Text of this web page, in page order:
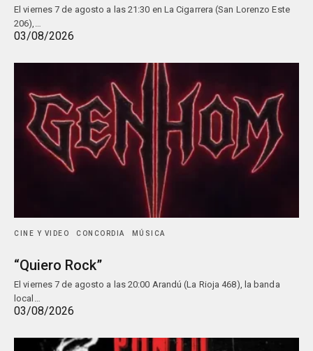
El viernes 7 de agosto a las 21:30 en La Cigarrera (San Lorenzo Este
206),…
03/08/2026
CINE Y VIDEO CONCORDIA MÚSICA
“Quiero Rock”
El viernes 7 de agosto a las 20:00 Arandú (La Rioja 468), la banda
local…
03/08/2026